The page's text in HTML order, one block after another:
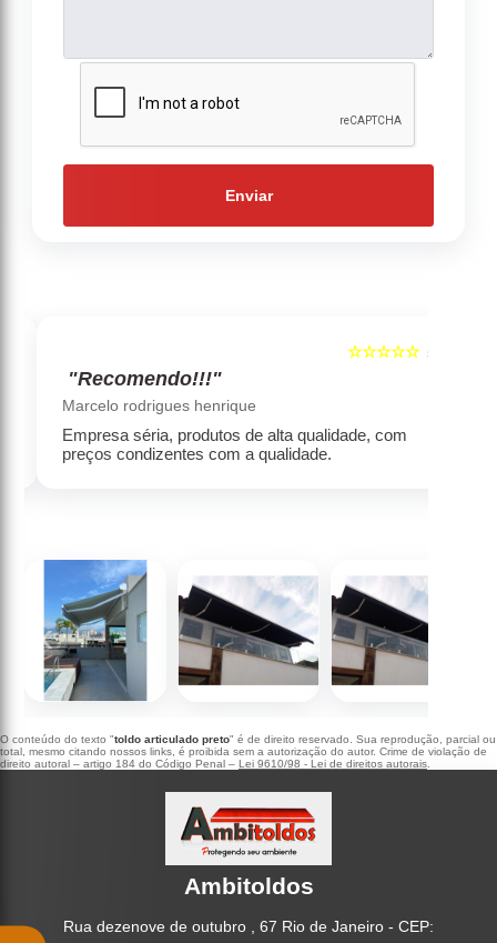
Enviar
5
☆☆☆☆☆
"Recomendo!!!"
Marcelo rodrigues henrique
Empresa séria, produtos de alta qualidade, com
preços condizentes com a qualidade.
‹
O conteúdo do texto "toldo articulado preto" é de direito reservado. Sua reprodução, parcial ou
total, mesmo citando nossos links, é proibida sem a autorização do autor. Crime de violação de
direito autoral – artigo 184 do Código Penal – Lei 9610/98 - Lei de direitos autorais
Ambitoldos
Rua dezenove de outubro , 67 Rio de Janeiro - CEP: